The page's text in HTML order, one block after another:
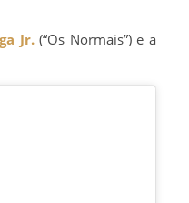
Jr.(“Os Normais”) e a